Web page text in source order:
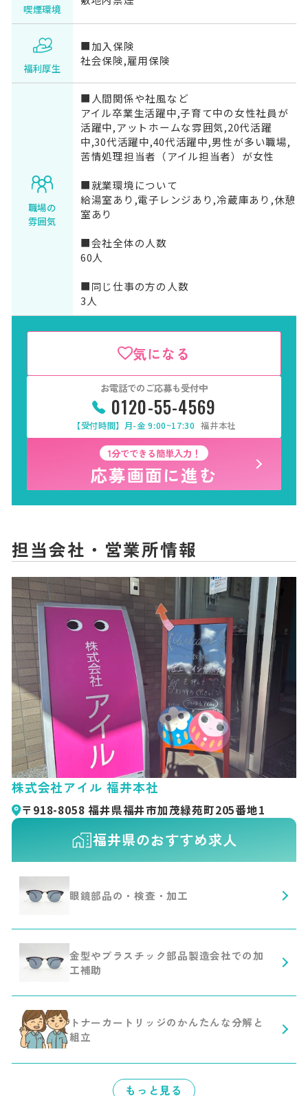
喫煙環境
福利厚生
■加入保険
社会保険,雇用保険
職場の
雰囲気
■人間関係や社風など
アイル卒業生活躍中,子育て中の女性社員が
活躍中,アットホームな雰囲気,20代活躍
中,30代活躍中,40代活躍中,男性が多い職場,
苦情処理担当者（アイル担当者）が女性
■就業環境について
給湯室あり,電子レンジあり,冷蔵庫あり,休憩
室あり
■会社全体の人数
60人
■同じ仕事の方の人数
3人
気になる
お電話でのご応募も受付中
0120-55-4569
【受付時間】月-金 9:00~17:30 福井本社
1分でできる簡単入力！
応募画面に進む
担当会社・営業所情報
株式会社アイル 福井本社
〒918-8058 福井県福井市加茂緑苑町205番地1
福井県のおすすめ求人
眼鏡部品の・検査・加工
金型やプラスチック部品製造会社での加
工補助
トナーカートリッジのかんたんな分解と
組立
もっと見る